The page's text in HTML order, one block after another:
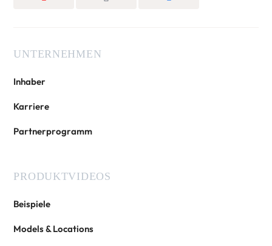
UNTERNEHMEN
Inhaber
Karriere
Partnerprogramm
PRODUKTVIDEOS
Beispiele
Models & Locations